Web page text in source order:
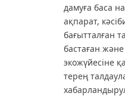
дамуға баса
ақпарат,
бағытталған
бастаған
экожүйесіне
терең